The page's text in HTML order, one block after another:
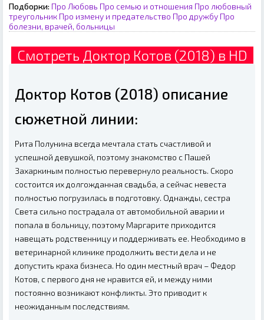
Подборки: Про Любовь Про семью и отношения Про любовный
треугольник Про измену и предательство Про дружбу Про
болезни, врачей, больницы
Смотреть Доктор Котов (2018) в HD
Доктор Котов (2018) описание
сюжетной линии:
Рита Полунина всегда мечтала стать счастливой и
успешной девушкой, поэтому знакомство с Пашей
Захаркиным полностью перевернуло реальность. Скоро
состоится их долгожданная свадьба, а сейчас невеста
полностью погрузилась в подготовку. Однажды, сестра
Света сильно пострадала от автомобильной аварии и
попала в больницу, поэтому Маргарите приходится
навещать родственницу и поддерживать ее. Необходимо в
ветеринарной клинике продолжить вести дела и не
допустить краха бизнеса. Но один местный врач – Федор
Котов, с первого дня не нравится ей, и между ними
постоянно возникают конфликты. Это приводит к
неожиданным последствиям.